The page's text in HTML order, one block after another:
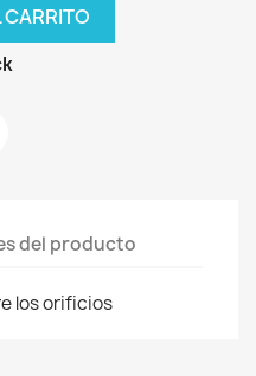
del producto
los orificios